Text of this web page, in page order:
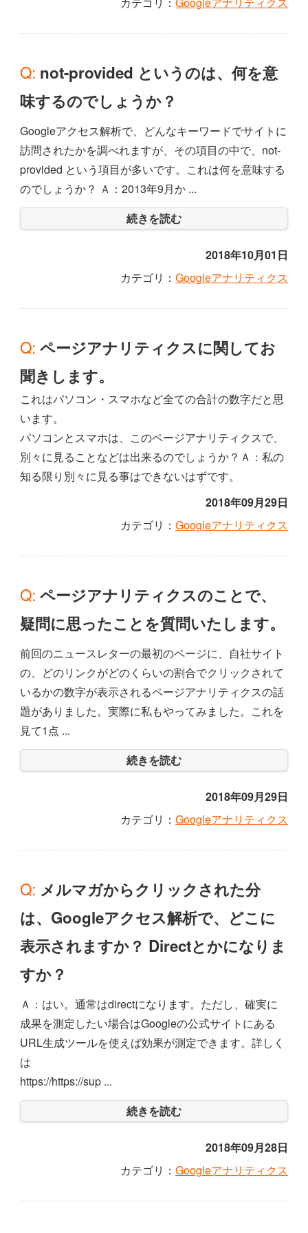
Q: not-provided というのは、何を意
味するのでしょうか？
Googleアクセス解析で、どんなキーワードでサイトに
訪問されたかを調べれますが、その項目の中で、not-
provided という項目が多いです。これは何を意味する
のでしょうか？ Ａ：2013年9月か ...
続きを読む
2018年10月01日
カテゴリ： Googleアナリティクス
Q: ページアナリティクスに関してお
聞きします。
これはパソコン・スマホなど全ての合計の数字だと思
います。
パソコンとスマホは、このページアナリティクスで、
別々に見ることなどは出来るのでしょうか？Ａ：私の
知る限り別々に見る事はできないはずです。
2018年09月29日
カテゴリ： Googleアナリティクス
Q: ページアナリティクスのことで、
疑問に思ったことを質問いたします。
前回のニュースレターの最初のページに、自社サイト
の、どのリンクがどのくらいの割合でクリックされて
いるかの数字が表示されるページアナリティクスの話
題がありました。実際に私もやってみました。これを
見て1点 ...
続きを読む
2018年09月29日
カテゴリ： Googleアナリティクス
Q: メルマガからクリックされた分
は、Googleアクセス解析で、どこに
表示されますか？ Directとかになりま
すか？
Ａ：はい。通常はdirectになります。ただし、確実に
成果を測定したい場合はGoogleの公式サイトにある
URL生成ツールを使えば効果が測定できます。詳しく
は
https://https://sup ...
続きを読む
2018年09月28日
カテゴリ： Googleアナリティクス